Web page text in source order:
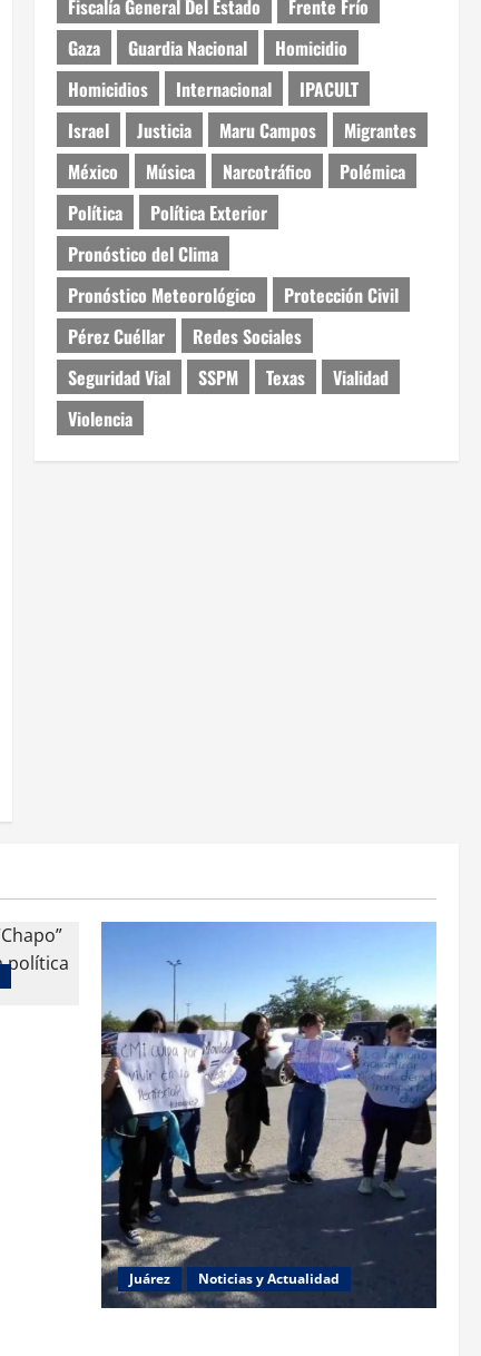
Fiscalía General Del Estado
Frente Frío
Gaza
Guardia Nacional
Homicidio
Homicidios
Internacional
IPACULT
Israel
Justicia Maru Campos
Migrantes
México
Música Narcotráfico
Polémica
Política
Política Exterior
Pronóstico del Clima
Pronóstico Meteorológico
Protección Civil
Pérez Cuéllar
Redes Sociales
Seguridad Vial
SSPM Texas
Vialidad
Violencia
Juárez Noticias y Actualidad